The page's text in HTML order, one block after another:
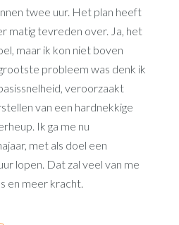
twee uur. Het plan heeft
matig tevreden over. Ja, het
maar ik kon niet boven
probleem was denk ik
veroorzaakt
van een hardnekkige
Ik ga me nu
met als doel een
lopen. Dat zal veel van me
en meer kracht.